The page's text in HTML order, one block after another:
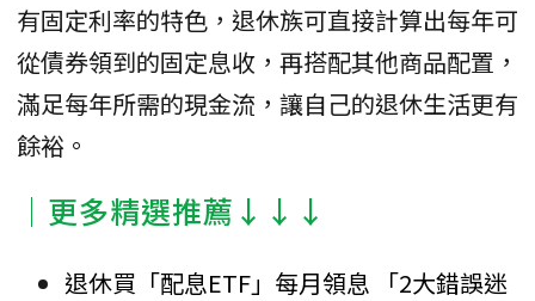
有固定利率的特色，退休族可直接計算出每年可
從債券領到的固定息收，再搭配其他商品配置，
滿足每年所需的現金流，讓自己的退休生活更有
餘裕。
│更多精選推薦↓↓↓
退休買「配息ETF」每月領息 「2大錯誤迷